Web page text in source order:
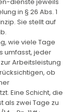
in § 26 Abs. 1
Sie stellt auf
wie viele Tage
umfasst, jeder
Arbeitsleistung
ob
Eine Schicht, die
als zwei Tage zu